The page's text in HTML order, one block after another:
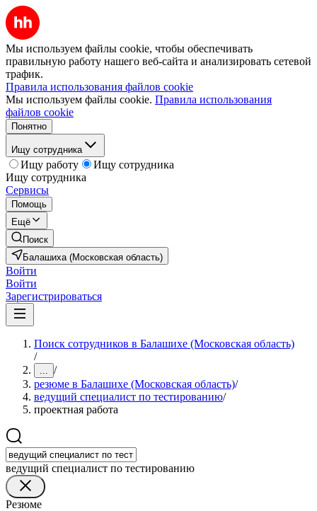
Мы используем файлы cookie, чтобы обеспечивать
правильную работу нашего веб-сайта и анализировать сетевой
трафик.
Правила использования файлов cookie
Мы используем файлы cookie. Правила использования
файлов cookie
Понятно
Ищу сотрудника
Ищу работу
Ищу сотрудника
Ищу сотрудника
Сервисы
Помощь
Ещё
Поиск
Балашиха (Московская область)
Войти
Войти
Зарегистрироваться
Поиск сотрудников в Балашихе (Московская область)
/
... /
резюме в Балашихе (Московская область)/
ведущий специалист по тестированию/
проектная работа
ведущий специалист по тестированию
Резюме